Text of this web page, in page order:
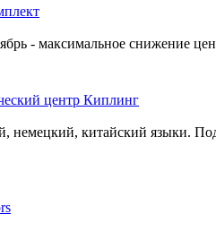
- максимальное снижение
центр Киплинг
немецкий, китайский языки.